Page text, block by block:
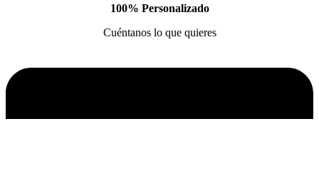
100% Personalizado
Cuéntanos lo que quieres